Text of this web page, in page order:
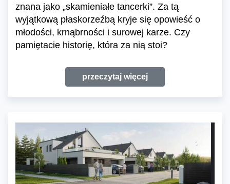
znana jako „skamieniałe tancerki”. Za tą
wyjątkową płaskorzeźbą kryje się opowieść o
młodości, krnąbrności i surowej karze. Czy
pamiętacie historię, która za nią stoi?
przeczytaj więcej